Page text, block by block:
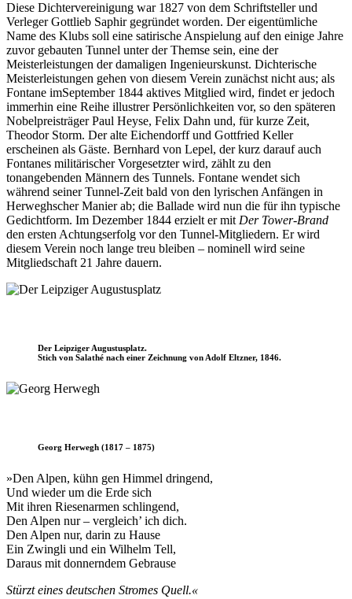
Diese Dichtervereinigung war 1827 von dem Schriftsteller und
Verleger Gottlieb Saphir gegründet worden. Der eigentümliche
Name des Klubs soll eine satirische Anspielung auf den einige Jahre
zuvor gebauten Tunnel unter der Themse sein, eine der
Meisterleistungen der damaligen Ingenieurskunst. Dichterische
Meisterleistungen gehen von diesem Verein zunächst nicht aus; als
Fontane imSeptember 1844 aktives Mitglied wird, findet er jedoch
immerhin eine Reihe illustrer Persönlichkeiten vor, so den späteren
Nobelpreisträger Paul Heyse, Felix Dahn und, für kurze Zeit,
Theodor Storm. Der alte Eichendorff und Gottfried Keller
erscheinen als Gäste. Bernhard von Lepel, der kurz darauf auch
Fontanes militärischer Vorgesetzter wird, zählt zu den
tonangebenden Männern des Tunnels. Fontane wendet sich
während seiner Tunnel-Zeit bald von den lyrischen Anfängen in
Herweghscher Manier ab; die Ballade wird nun die für ihn typische
Gedichtform. Im Dezember 1844 erzielt er mitDer Tower-Brand
den ersten Achtungserfolg vor den Tunnel-Mitgliedern. Er wird
diesem Verein noch lange treu bleiben – nominell wird seine
Mitgliedschaft 21 Jahre dauern.
Der Leipziger Augustusplatz.
Stich von Salathé nach einer Zeichnung von Adolf Eltzner, 1846.
Georg Herwegh (1817 – 1875)
»Den Alpen, kühn gen Himmel dringend,
Und wieder um die Erde sich
Mit ihren Riesenarmen schlingend,
Den Alpen nur – vergleich’ ich dich.
Den Alpen nur, darin zu Hause
Ein Zwingli und ein Wilhelm Tell,
Daraus mit donnerndem Gebrause
Stürzt eines deutschen Stromes Quell.«